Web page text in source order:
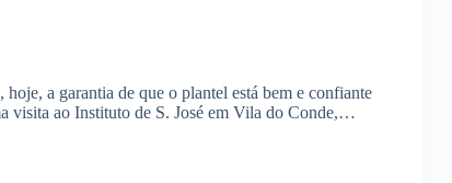
a garantia de que o plantel está bem e confiante
visita ao Instituto de S. José em Vila do Conde,…